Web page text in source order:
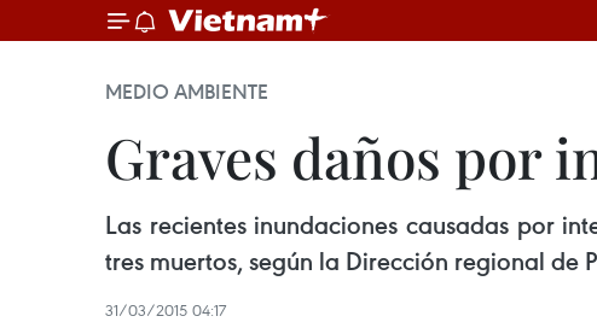
MEDIO AMBIENTE
Graves daños por
Las recientes inundaciones causadas por
tres muertos, según la Dirección regional de
31/03/2015 04:17